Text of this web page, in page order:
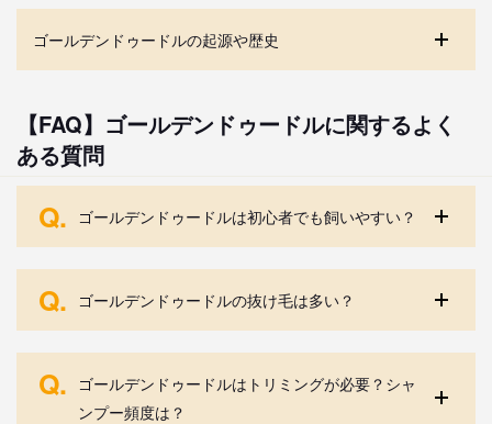
ゴールデンドゥードルの起源や歴史
【FAQ】ゴールデンドゥードルに関するよく
ある質問
Q. ゴールデンドゥードルは初心者でも飼いやすい？
Q. ゴールデンドゥードルの抜け毛は多い？
Q.
ゴールデンドゥードルはトリミングが必要？シャ
ンプー頻度は？